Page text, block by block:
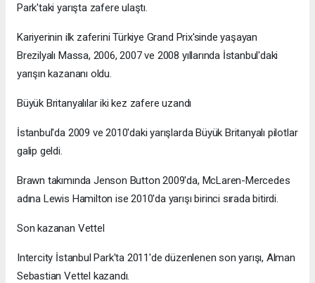
Park'taki yarışta zafere ulaştı.
Kariyerinin ilk zaferini Türkiye Grand Prix'sinde yaşayan
Brezilyalı Massa, 2006, 2007 ve 2008 yıllarında İstanbul'daki
yarışın kazananı oldu.
Büyük Britanyalılar iki kez zafere uzandı
İstanbul'da 2009 ve 2010'daki yarışlarda Büyük Britanyalı pilotlar
galip geldi.
Brawn takımında Jenson Button 2009'da, McLaren-Mercedes
adına Lewis Hamilton ise 2010'da yarışı birinci sırada bitirdi.
Son kazanan Vettel
Intercity İstanbul Park'ta 2011'de düzenlenen son yarışı, Alman
Sebastian Vettel kazandı.